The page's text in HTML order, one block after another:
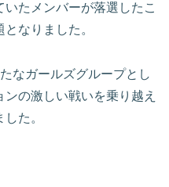
たメンバーが落選したこ
なりました。
なガールズグループとし
の激しい戦いを乗り越え
た。